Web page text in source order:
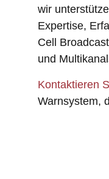
wir
Expertise,
Cell
und
Kontaktieren
Warnsystem,